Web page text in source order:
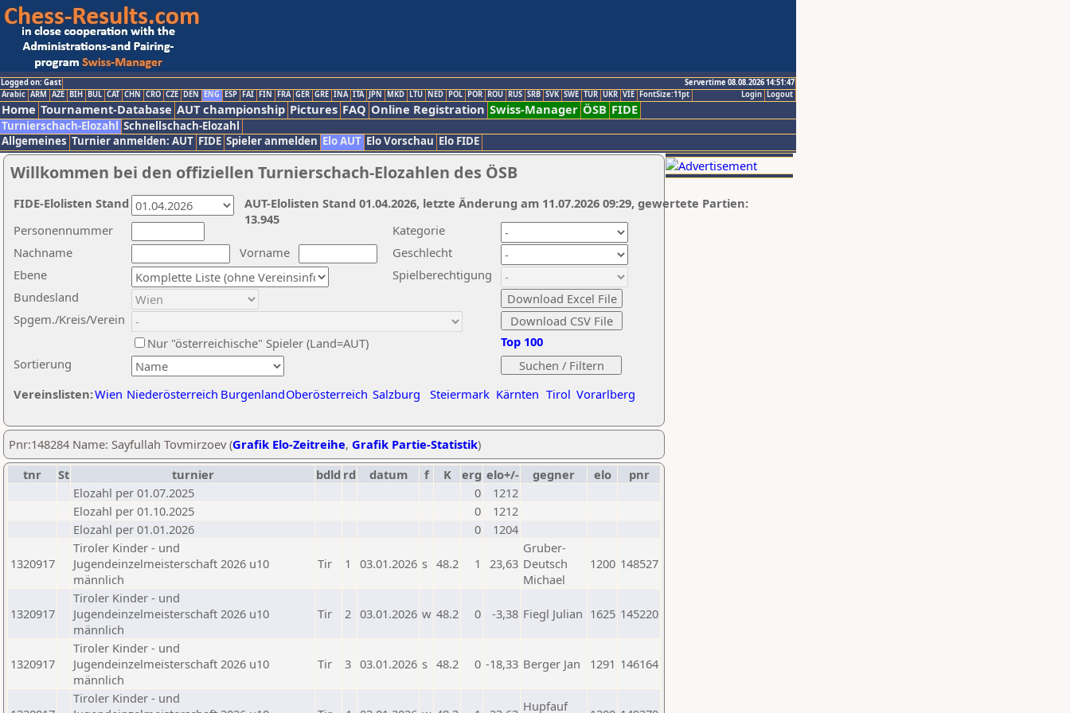
Logged on: Gast
Servertime 08.08.2026 14:51:47
Logout
Login
Arabic ARM AZE BIH BUL CAT CHN CRO CZE DEN ENG ESP FAI FIN FRA GER GRE INA ITA JPN MKD LTU NED POL POR ROU RUS SRB SVK SWE TUR UKR VIE FontSize:11pt
Home Tournament-Database AUT championship Pictures FAQ Online Registration Swiss-Manager ÖSB FIDE
Turnierschach-Elozahl Schnellschach-Elozahl
Allgemeines Turnier anmelden: AUT FIDE Spieler anmelden Elo AUT Elo Vorschau Elo FIDE
Willkommen bei den offiziellen Turnierschach-Elozahlen des ÖSB
Nachname
Vorname
Ebene
Kategorie
Sortierung
Personennummer
Bundesland
Spgem./Kreis/Verein
Geschlecht
Nur "österreichische" Spieler (Land=AUT)
Spielberechtigung
Vereinslisten:Wien Niederösterreich BurgenlandOberösterreich Salzburg Steiermark Kärnten Tirol Vorarlberg
Top 100
AUT-Elolisten Stand 01.04.2026, letzte Änderung am 11.07.2026 09:29, gewertete Partien:
13.945
FIDE-Elolisten Stand
Pnr:148284 Name: Sayfullah Tovmirzoev (Grafik Elo-Zeitreihe, Grafik Partie-Statistik)
tnr
St turnier bdld rd datum f K erg elo+/- gegner elo
pnr
Elozahl per 01.07.2025
0
1212
Elozahl per 01.10.2025
0
1212
Elozahl per 01.01.2026
0 1204
1320917
Tiroler Kinder - und
Jugendeinzelmeisterschaft 2026 u10
männlich
Tir 1 03.01.2026 s 48.2 1 23,63
Gruber-
Deutsch
Michael
1200 148527
1320917
Tiroler Kinder - und
Jugendeinzelmeisterschaft 2026 u10
männlich
Tir 2 03.01.2026 w 48.2 0 -3,38 Fiegl Julian 1625 145220
1320917
Tiroler Kinder - und
Jugendeinzelmeisterschaft 2026 u10
männlich
Tir 3 03.01.2026 s 48.2 0 -18,33 Berger Jan 1291 146164
Tiroler Kinder - und
Hupfauf